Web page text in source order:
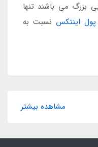
بزرگ می باشند تنها
پول اینتکس نسبت به
مشاهده بیشتر